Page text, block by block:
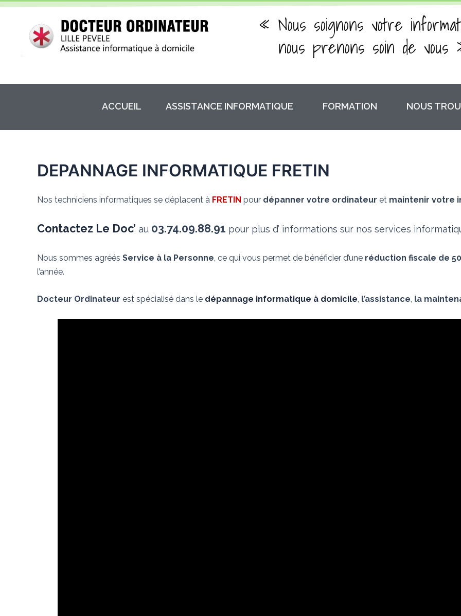
Aller
contenu
« Nous soignons votre
nous prenons soin de vous
ACCUEIL ASSISTANCE INFORMATIQUE FORMATION NOUS
DEPANNAGE INFORMATIQUE FRETIN
Nos techniciens informatiques se déplacent à FRETIN pour dépanner votre ordinateur et maintenir votre
Contactez Le Doc’ au 03.74.09.88.91 pour plus d’ informations sur nos services
Nous sommes agréés Service à la Personne, ce qui vous permet de bénéficier d’une réduction fiscale de
l’année.
Docteur Ordinateur est spécialisé dans le dépannage informatique à domicile l’assistance la